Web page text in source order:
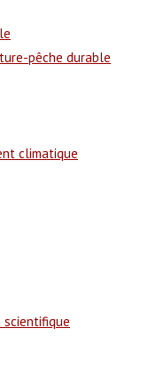
pêche durable
climatique